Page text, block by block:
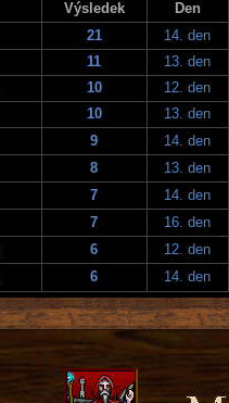
Výsledek
Den
21
14. den
11
13. den
10
12. den
10
13. den
9
14. den
8
13. den
7
14. den
7
16. den
6
12. den
6 14. den